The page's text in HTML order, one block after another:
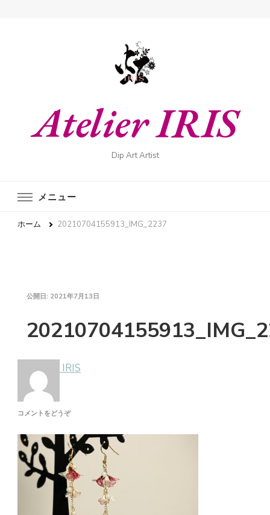
Atelier IRIS
Dip Art Artist
メニュー
ホーム 20210704155913_IMG_2237
公開日: 2021年7月13日
IRIS
コメントをどうぞ(20210704155913_IMG_2237)